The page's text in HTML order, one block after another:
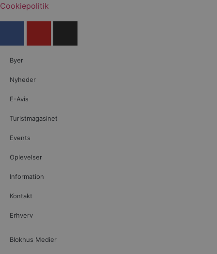
Cookiepolitik
Byer
Nyheder
E-Avis
Turistmagasinet
Events
Oplevelser
Information
Kontakt
Erhverv
Blokhus Medier